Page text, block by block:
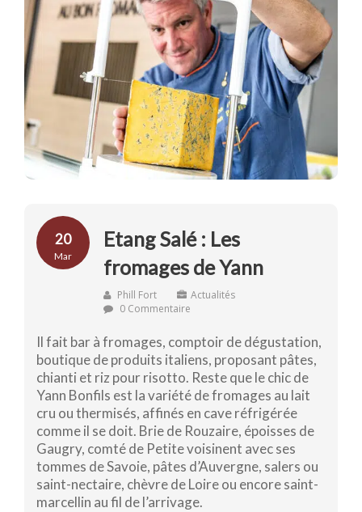
20
Mar
Etang Salé : Les
fromages de Yann
Phill Fort
Actualités
0 Commentaire
Il fait bar à fromages, comptoir de dégustation,
boutique de produits italiens, proposant pâtes,
chianti et riz pour risotto. Reste que le chic de
Yann Bonfils est la variété de fromages au lait
cru ou thermisés, affinés en cave réfrigérée
comme il se doit. Brie de Rouzaire, époisses de
Gaugry, comté de Petite voisinent avec ses
tommes de Savoie, pâtes d’Auvergne, salers ou
saint-nectaire, chèvre de Loire ou encore saint-
marcellin au fil de l’arrivage.